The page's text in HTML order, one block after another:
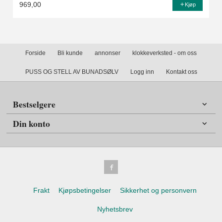
969,00 Kjøp
Forside Bli kunde annonser klokkeverksted - om oss
PUSS OG STELL AV BUNADSØLV Logg inn Kontakt oss
Bestselgere
Din konto
Frakt Kjøpsbetingelser Sikkerhet og personvern
Nyhetsbrev